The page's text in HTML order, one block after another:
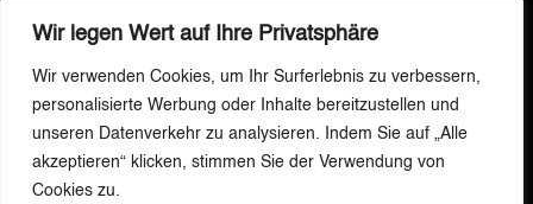
Wir legen Wert auf Ihre Privatsphäre
Wir verwenden Cookies, um Ihr Surferlebnis zu verbessern,
personalisierte Werbung oder Inhalte bereitzustellen und
unseren Datenverkehr zu analysieren. Indem Sie auf „Alle
akzeptieren“ klicken, stimmen Sie der Verwendung von
Cookies zu.
Zustimmung verwalten
Um dir ein optimales Erlebnis zu bieten, verwenden wir Technologien wie
Cookies, um Geräteinformationen zu speichern und/oder darauf